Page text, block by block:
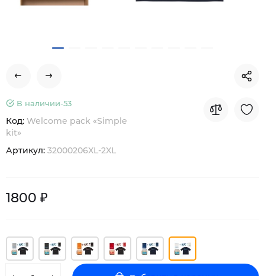
В наличии-53
Код: Welcome pack «Simple
kit»
Артикул: 32000206XL-2XL
1800 ₽